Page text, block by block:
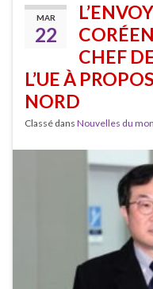
MAR
22
CHEF
L’UE À
NORD
Classé dans Nouvelles du